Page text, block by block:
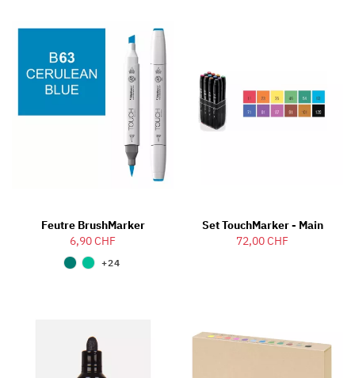
Feutre BrushMarker
6,90 CHF
+24
Set TouchMarker - Main
72,00 CHF